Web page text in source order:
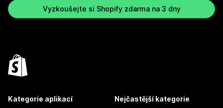
Vyzkoušejte si Shopify zdarma na 3 dny
Kategorie aplikací Nejčastější kategorie